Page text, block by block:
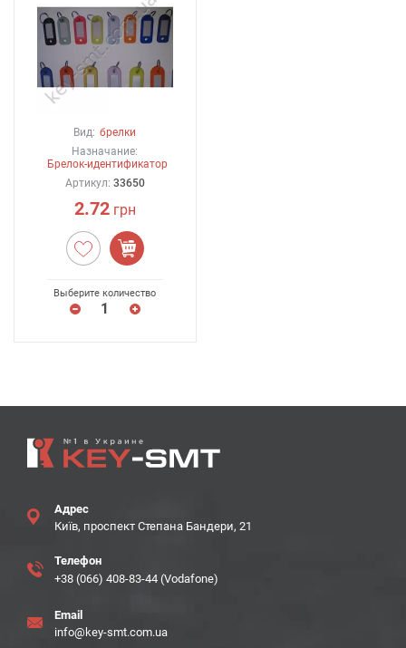
Вид: брелки
Назначание:
Брелок-идентификатор
Артикул: 33650
2.72грн
Выберите количество
Адрес
Київ, проспект Степана Бандери, 21
Телефон
+38 (066) 408-83-44 (Vodafone)
Email
info@key-smt.com.ua